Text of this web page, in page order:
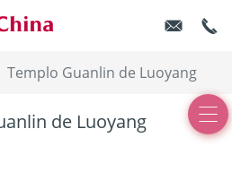
Templo Guanlin de Luoyang
de Luoyang